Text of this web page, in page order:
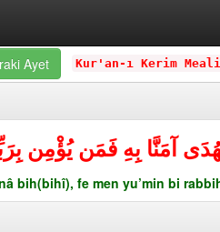
Ayet Kur'an-ı Kerim Meali
آمَنَّا بِهِ فَمَن يُؤْمِن
bih(bihî), fe men yu’min bi